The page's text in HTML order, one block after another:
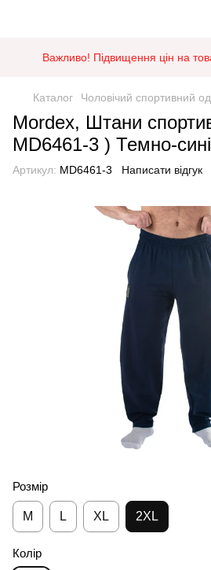
Важливо! Підвищення цін на
Каталог Чоловічий спортивний
Mordex, Штани
MD6461-3 ) Темно-
Артикул: MD6461-3 Написати відгук
Розмір
M L XL 2XL
Колір